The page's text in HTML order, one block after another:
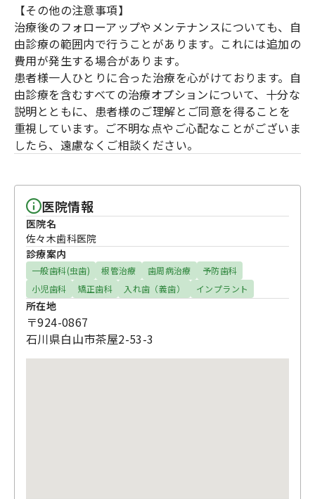
【その他の注意事項】
治療後のフォローアップやメンテナンスについても、自
由診療の範囲内で行うことがあります。これには追加の
費用が発生する場合があります。
患者様一人ひとりに合った治療を心がけております。自
由診療を含むすべての治療オプションについて、十分な
説明とともに、患者様のご理解とご同意を得ることを
重視しています。ご不明な点やご心配なことがございま
したら、遠慮なくご相談ください。
医院情報
医院名
佐々木歯科医院
診療案内
一般歯科(虫歯) 根管治療 歯周病治療
予防歯科
小児歯科
矯正歯科 入れ歯（義歯） インプラント
所在地
〒924-0867
石川県白山市茶屋2-53-3